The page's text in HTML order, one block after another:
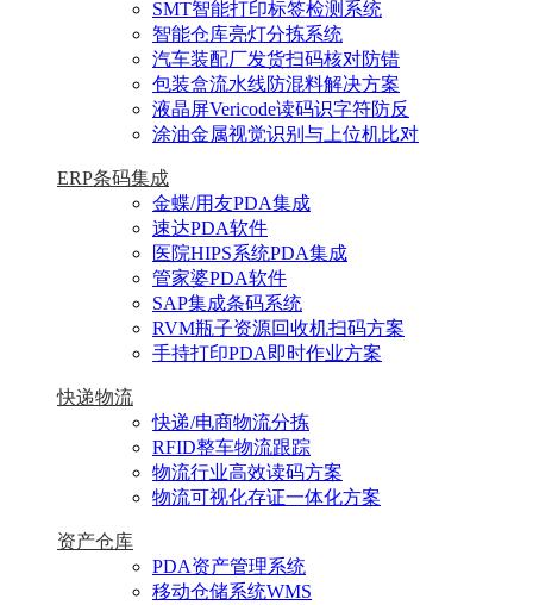
SMT智能打印标签检测系统
智能仓库亮灯分拣系统
汽车装配厂发货扫码核对防错
包装盒流水线防混料解决方案
液晶屏Vericode读码识字符防反
涂油金属视觉识别与上位机比对
ERP条码集成
金蝶/用友PDA集成
速达PDA软件
医院HIPS系统PDA集成
管家婆PDA软件
SAP集成条码系统
RVM瓶子资源回收机扫码方案
手持打印PDA即时作业方案
快递物流
快递/电商物流分拣
RFID整车物流跟踪
物流行业高效读码方案
物流可视化存证一体化方案
资产仓库
PDA资产管理系统
移动仓储系统WMS